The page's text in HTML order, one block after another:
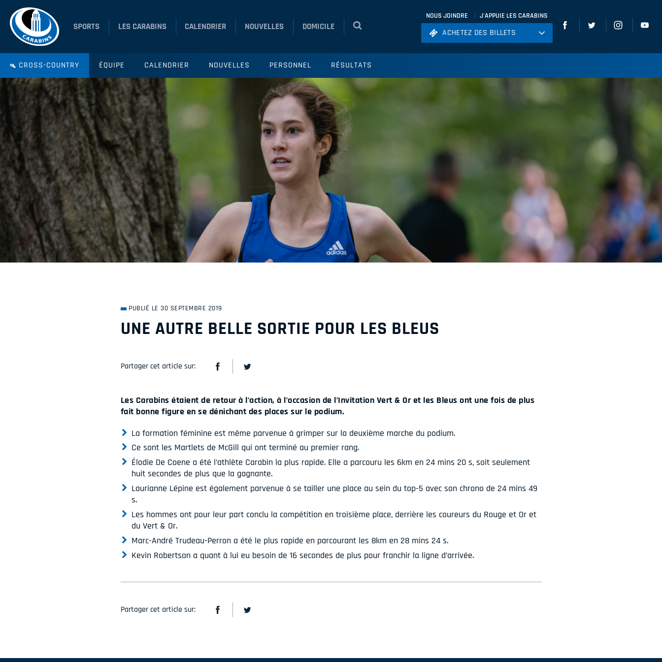
SPORTS LES CARABINS CALENDRIER NOUVELLES DOMICILE
NOUS JOINDRE J'APPUIE LES CARABINS
ACHETEZ DES BILLETS
Rugby
Volleyball
ACHETEZ DES BILLETS
CROSS-COUNTRY ÉQUIPE CALENDRIER NOUVELLES PERSONNEL RÉSULTATS
PUBLIÉ LE 30 SEPTEMBRE 2019
UNE AUTRE BELLE SORTIE POUR LES BLEUS
Partager cet article sur:
Les Carabins étaient de retour à l’action, à l’occasion de l’Invitation Vert & Or et les Bleus ont une fois de plus
fait bonne figure en se dénichant des places sur le podium.
La formation féminine est même parvenue à grimper sur la deuxième marche du podium.
Ce sont les Martlets de McGill qui ont terminé au premier rang.
Élodie De Coene a été l’athlète Carabin la plus rapide. Elle a parcouru les 6km en 24 mins 20 s, soit seulement
huit secondes de plus que la gagnante.
Laurianne Lépine est également parvenue à se tailler une place au sein du top-5 avec son chrono de 24 mins 49
s.
Les hommes ont pour leur part conclu la compétition en troisième place, derrière les coureurs du Rouge et Or et
du Vert & Or.
Marc-André Trudeau-Perron a été le plus rapide en parcourant les 8km en 28 mins 24 s.
Kevin Robertson a quant à lui eu besoin de 16 secondes de plus pour franchir la ligne d’arrivée.
Partager cet article sur: